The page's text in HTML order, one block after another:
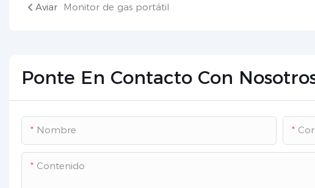
Aviar Monitor de gas portátil
Ponte En Contacto Con
Nombre
Contenido